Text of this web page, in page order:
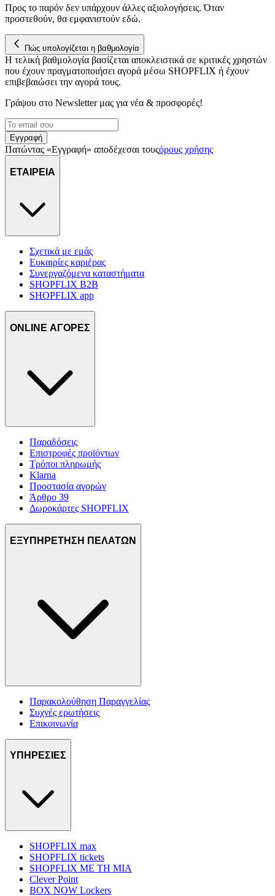
για να αποθηκεύουμε και να έχουμε πρόσβαση σε πληροφορίες
στη συσκευή σας, με σκοπό την προβολή εξατομικευμένων
διαφημίσεις και περιεχόμενο, την καλύτερη εικόνα του κοινού
μας και την ανάπτυξη προϊόντων. Επίσης, κοινοποιούμε
πληροφορίες σχετικά με την από μέρους σας χρήση της
τοποθεσίας μας στους συνεργάτες μέσων κοινωνικής
Προς το παρόν δεν υπάρχουν άλλες αξιολογήσεις. Όταν
προστεθούν, θα εμφανιστούν εδώ.
Πώς υπολογίζεται η βαθμολογία
Η τελική βαθμολογία βασίζεται αποκλειστικά σε κριτικές χρηστών
που έχουν πραγματοποιήσει αγορά μέσω SHOPFLIX ή έχουν
επιβεβαιώσει την αγορά τους.
Γράψου στο Νewsletter μας για νέα & προσφορές!
Εγγραφή
Πατώντας «Εγγραφή» αποδέχεσαι τουςόρους χρήσης
ΕΤΑΙΡΕΙΑ
Σχετικά με εμάς
Ευκαιρίες καριέρας
Συνεργαζόμενα καταστήματα
SHOPFLIX B2B
SHOPFLIX app
ONLINE ΑΓΟΡΕΣ
Παραδόσεις
Επιστροφές προϊόντων
Τρόποι πληρωμής
Klarna
Προστασία αγορών
Άρθρο 39
Δωροκάρτες SHOPFLIX
ΕΞΥΠΗΡΕΤΗΣΗ ΠΕΛΑΤΩΝ
Παρακολούθηση Παραγγελίας
Συχνές ερωτήσεις
Επικοινωνία
ΥΠΗΡΕΣΙΕΣ
SHOPFLIX max
SHOPFLIX tickets
SHOPFLIX ΜΕ ΤΗ ΜΙΑ
Clever Point
BOX NOW Lockers